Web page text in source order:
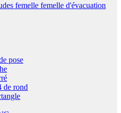
femelle femelle d'évacuation
pose
de rond